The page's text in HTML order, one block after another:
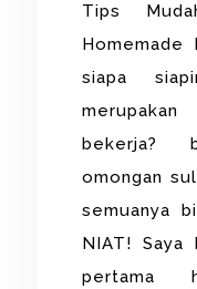
Tips
siapa
bekerja?
omongan
semuanya
NIAT! Saya
pertama